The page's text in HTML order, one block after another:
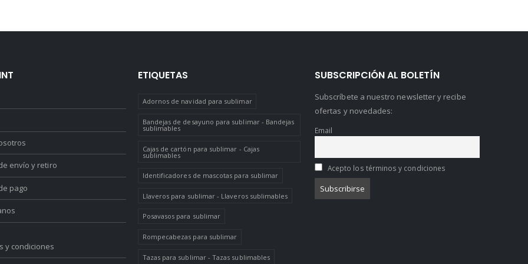
envío y retiro
pago
y condiciones
ETIQUETAS
Adornos de navidad para sublimar
Bandejas de desayuno para sublimar - Bandejas
sublimables
Cajas de cartón para sublimar - Cajas
sublimables
Identificadores de mascotas para sublimar
Llaveros para sublimar - Llaveros sublimables
Posavasos para sublimar
Rompecabezas para sublimar
Tazas para sublimar - Tazas sublimables
SUBSCRIPCIÓN AL BOLETÍN
Subscríbete a nuestro newsletter y recibe
ofertas y novedades:
Email
Acepto los términos y condiciones